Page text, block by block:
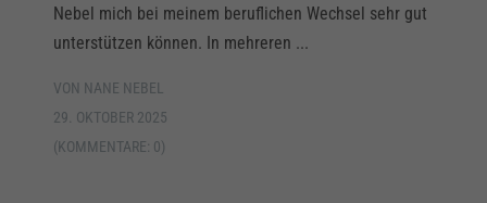
Nebel mich bei meinem beruflichen Wechsel sehr gut
unterstützen können. In mehreren ...
VON NANE NEBEL
29. OKTOBER 2025
(KOMMENTARE: 0)